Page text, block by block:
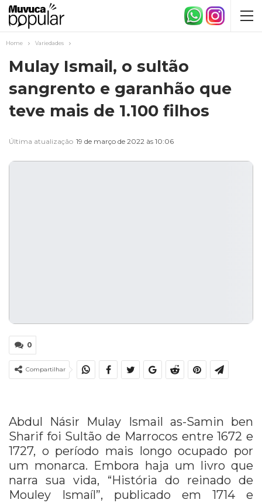
Home Variedades
Mulay Ismail, o sultão
sangrento e garanhão que
teve mais de 1.100 filhos
Última atualização 19 de março de 2022 às 10:06
0
Compartilhar
Abdul Násir Mulay Ismail as-Samin ben
Sharif foi Sultão de Marrocos entre 1672 e
1727, o período mais longo ocupado por
um monarca. Embora haja um livro que
narra sua vida, “História do reinado de
Mouley Ismaíl”, publicado em 1714 e